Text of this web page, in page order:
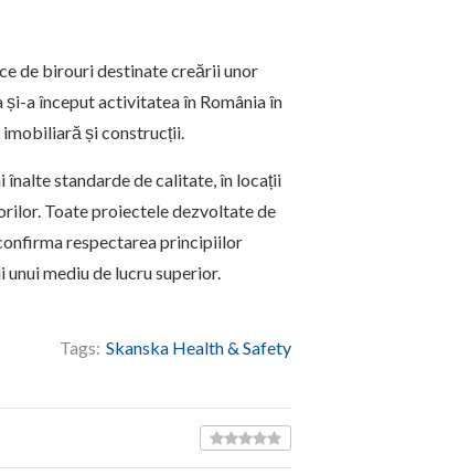
de birouri destinate creării unor
a început activitatea în România în
și construcții.
înalte standarde de calitate, în locații
Toate proiectele dezvoltate de
respectarea principiilor
mediu de lucru superior.
Tags: Skanska Health & Safety